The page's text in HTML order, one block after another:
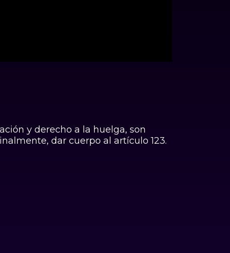
y derecho a la huelga, son
dar cuerpo al artículo 123.